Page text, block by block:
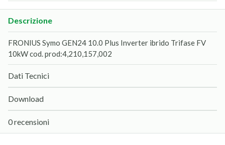
Descrizione
FRONIUS Symo GEN24 10.0 Plus Inverter ibrido Trifase FV
10kW cod. prod:4,210,157,002
Dati Tecnici
Download
0 recensioni